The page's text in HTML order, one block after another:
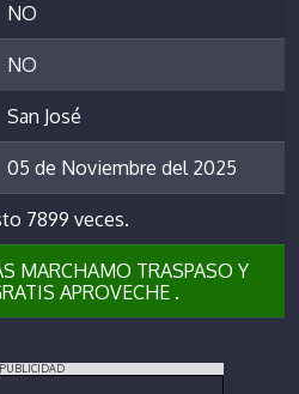
NO
NO
San José
05 de Noviembre del 2025
7899 veces.
MARCHAMO TRASPASO Y
APROVECHE .
PUBLICIDAD